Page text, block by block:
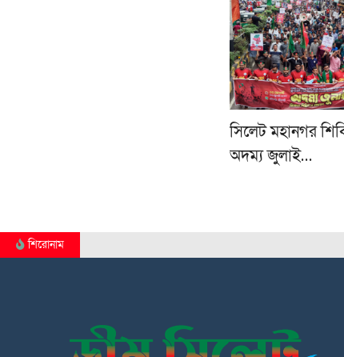
সিলেট মহানগর
অদম্য জুলাই…
শিরোনাম